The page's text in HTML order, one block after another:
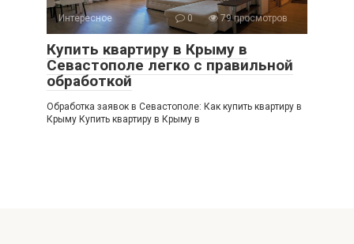
Интересное 0 79 просмотров
Купить квартиру в Крыму в
Севастополе легко с правильной
обработкой
Обработка заявок в Севастополе: Как купить квартиру в
Крыму Купить квартиру в Крыму в